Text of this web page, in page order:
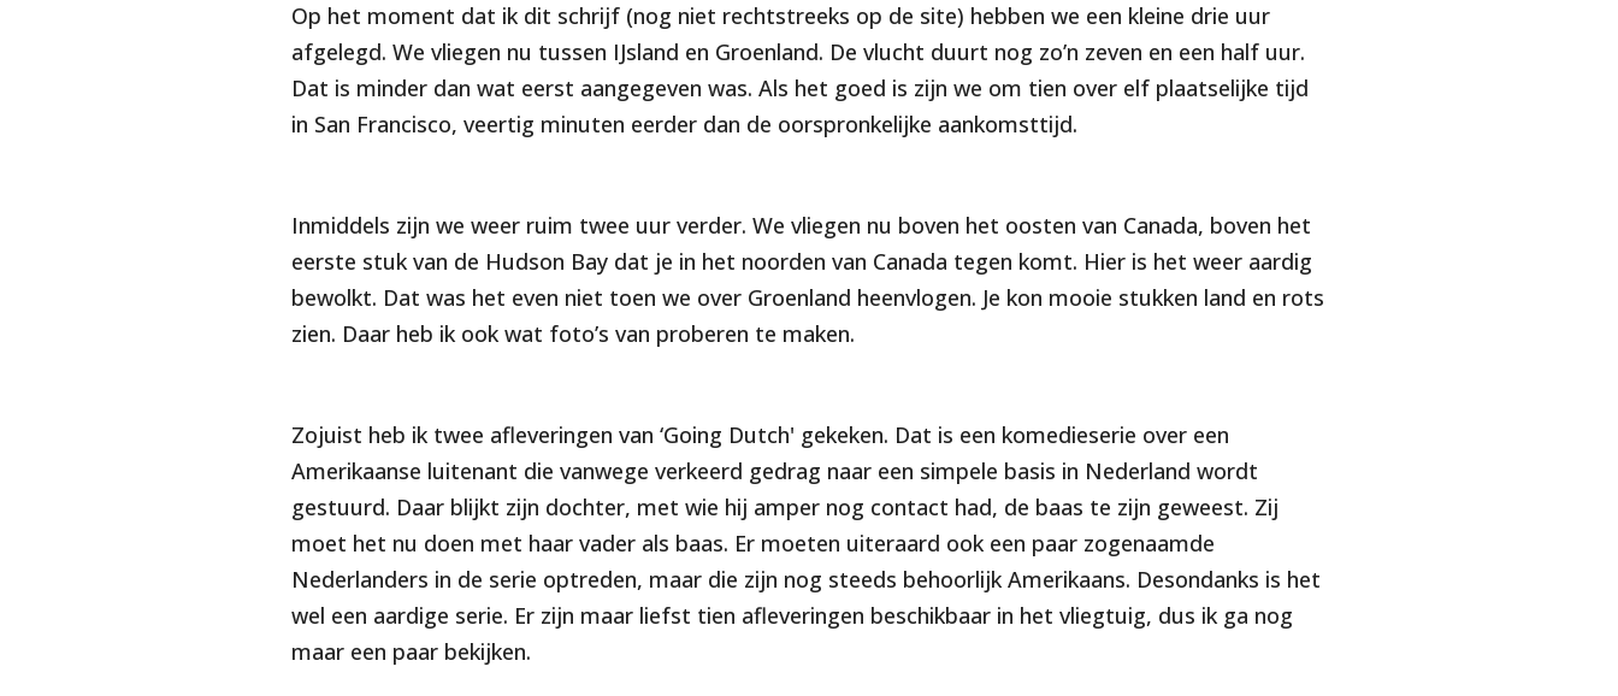
Op het moment dat ik dit schrijf (nog niet rechtstreeks op de site) hebben we een kleine drie uur
afgelegd. We vliegen nu tussen IJsland en Groenland. De vlucht duurt nog zo’n zeven en een half uur.
Dat is minder dan wat eerst aangegeven was. Als het goed is zijn we om tien over elf plaatselijke tijd
in San Francisco, veertig minuten eerder dan de oorspronkelijke aankomsttijd.
Inmiddels zijn we weer ruim twee uur verder. We vliegen nu boven het oosten van Canada, boven het
eerste stuk van de Hudson Bay dat je in het noorden van Canada tegen komt. Hier is het weer aardig
bewolkt. Dat was het even niet toen we over Groenland heenvlogen. Je kon mooie stukken land en rots
zien. Daar heb ik ook wat foto’s van proberen te maken.
Zojuist heb ik twee afleveringen van ‘Going Dutch' gekeken. Dat is een komedieserie over een
Amerikaanse luitenant die vanwege verkeerd gedrag naar een simpele basis in Nederland wordt
gestuurd. Daar blijkt zijn dochter, met wie hij amper nog contact had, de baas te zijn geweest. Zij
moet het nu doen met haar vader als baas. Er moeten uiteraard ook een paar zogenaamde
Nederlanders in de serie optreden, maar die zijn nog steeds behoorlijk Amerikaans. Desondanks is het
wel een aardige serie. Er zijn maar liefst tien afleveringen beschikbaar in het vliegtuig, dus ik ga nog
maar een paar bekijken.